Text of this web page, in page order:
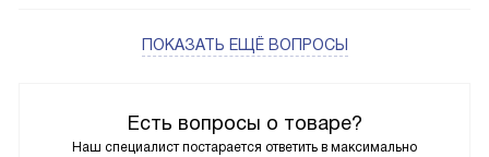
Есть вопросы о товаре?
Наш специалист постарается ответить в максимально
ПОКАЗАТЬ ЕЩЁ ВОПРОСЫ